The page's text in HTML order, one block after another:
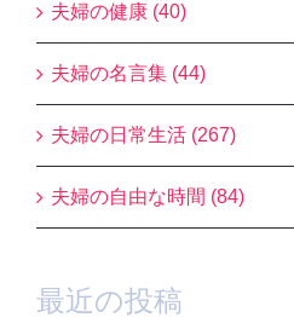
夫婦の健康 (40)
夫婦の名言集 (44)
夫婦の日常生活 (267)
夫婦の自由な時間 (84)
最近の投稿